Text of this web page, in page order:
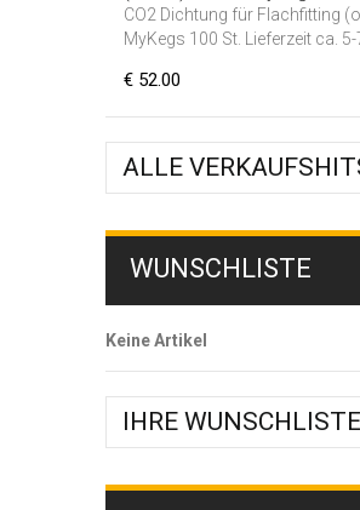
CO2 Dichtung für Flachfitting
MyKegs 100 St. Lieferzeit ca. 5-
€ 52.00
ALLE
WUNSCHLISTE
Keine Artikel
IHRE